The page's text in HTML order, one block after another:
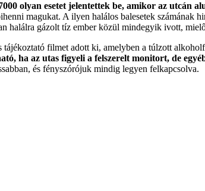
olyan esetet jelentettek be, amikor az utcán
magukat. A ilyen halálos balesetek számának
halálra gázolt tíz ember közül mindegyik ivott,
filmet adott ki, amelyben a túlzott
ha az utas figyeli a felszerelt monitort, de
és fényszórójuk mindig legyen felkapcsolva.